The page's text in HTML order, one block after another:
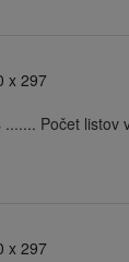
x 297
Počet listov
x 297